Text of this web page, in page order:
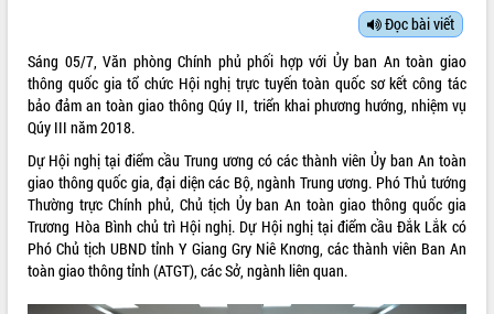
SỞ, BAN, NGÀNH
UBND CÁC XÃ, PHƯỜNG
HỆ THỐNG VĂN BẢN
VĂN BẢN HĐND TỈNH
ĐIỂM TIN VĂN BẢN
Đọc bài viết
Sáng 05/7, Văn phòng Chính phủ phối hợp với Ủy ban An toàn giao
thông quốc gia tổ chức Hội nghị trực tuyến toàn quốc sơ kết công tác
bảo đảm an toàn giao thông Qúy II, triển khai phương hướng, nhiệm vụ
Qúy III năm 2018.
Dự Hội nghị tại điểm cầu Trung ương có các thành viên Ủy ban An toàn
giao thông quốc gia, đại diện các Bộ, ngành Trung ương. Phó Thủ tướng
Thường trực Chính phủ, Chủ tịch Ủy ban An toàn giao thông quốc gia
Trương Hòa Bình chủ trì Hội nghị. Dự Hội nghị tại điểm cầu Đắk Lắk có
Phó Chủ tịch UBND tỉnh Y Giang Gry Niê Knơng, các thành viên Ban An
toàn giao thông tỉnh (ATGT), các Sở, ngành liên quan.